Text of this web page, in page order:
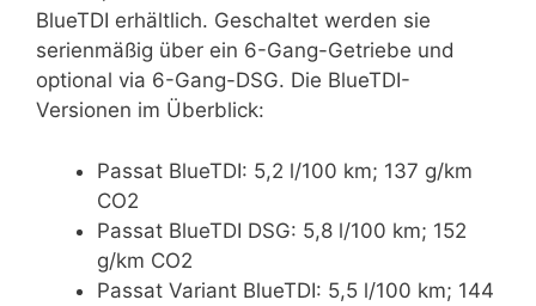
BlueTDI erhältlich. Geschaltet werden sie
serienmäßig über ein 6-Gang-Getriebe und
optional via 6-Gang-DSG. Die BlueTDI-
Versionen im Überblick:
Passat BlueTDI: 5,2 l/100 km; 137 g/km
CO2
Passat BlueTDI DSG: 5,8 l/100 km; 152
g/km CO2
Passat Variant BlueTDI: 5,5 l/100 km; 144